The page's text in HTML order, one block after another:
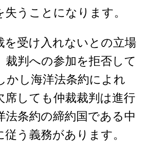
失うことになります。
受け入れないとの立場
裁判への参加を拒否して
かし海洋法条約によれ
席しても仲裁裁判は進行
法条約の締約国である中
従う義務があります。